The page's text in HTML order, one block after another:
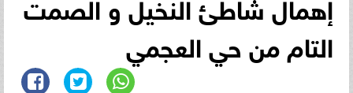
التام من حي العجمي